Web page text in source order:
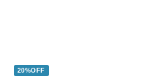
20%OFF